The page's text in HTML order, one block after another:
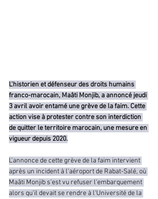
L'historien et défenseur des droits humains
franco-marocain, Maâti Monjib, a annoncé jeudi
3 avril avoir entamé une grève de la faim. Cette
action vise à protester contre son interdiction
de quitter le territoire marocain, une mesure en
vigueur depuis 2020.
L'annonce de cette grève de la faim intervient
après un incident à l'aéroport de Rabat-Salé, où
Maâti Monjib s'est vu refuser l'embarquement
alors qu'il devait se rendre à l'Université de la